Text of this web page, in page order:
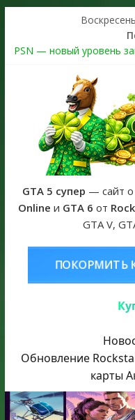
PSN — новый уровень
The Kortz Center Heist
Регистрация в Rockstar
как зарегистрировать
Получайте особые
Fine Art Collector
GTA 6 официальная
Auto VI
GTA 5 супер — сайт о
Online и GTA 6 от
GTA V,
(ДОНАТ)
Обновление
карты